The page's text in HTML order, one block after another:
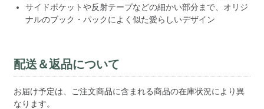
サイドポケットや反射テープなどの細かい部分まで、オリジ
ナルのブック・パックによく似た愛らしいデザイン
配送＆返品について
お届け予定は、ご注文商品に含まれる商品の在庫状況により異
なります。